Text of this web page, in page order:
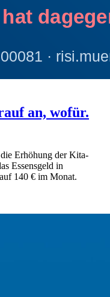
an, wofür.
Erhöhung der Kita-
Essensgeld in
140 € im Monat.